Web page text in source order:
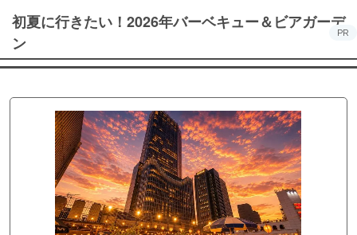
初夏に行きたい！2026年バーベキュー＆ビアガーデ
ン
PR